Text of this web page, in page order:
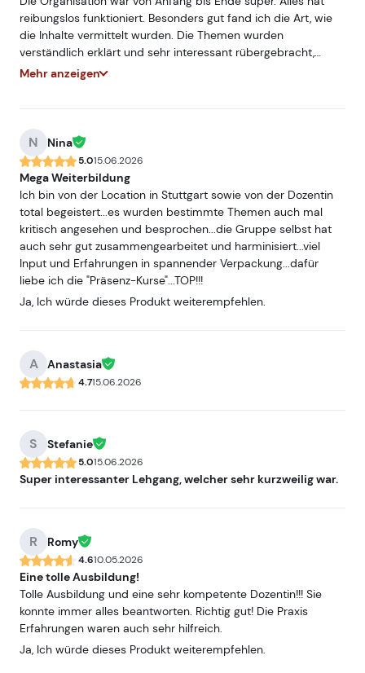
reibungslos funktioniert. Besonders gut fand ich die Art, wie
die Inhalte vermittelt wurden. Die Themen wurden
verständlich erklärt und sehr interessant rübergebracht,
sodass es nie langweilig wurde. Man hat gemerkt, dass die
modern, gut ausgestattet und man konnte dort sehr gut
zuhören und die Informationen aufnehmen. Mein einziger
kleiner Kritikpunkt ist, dass der Kurs gerne ein Wochenende
länger hätte dauern dürfen. Es gab einige spannende
Themen, in die man noch etwas tiefer hätte einsteigen
können. Für eine gute Grundlage und einen soliden Einstieg
war der Umfang aber absolut in Ordnung. Insgesamt hat mir
die Ausbildung sehr gut gefallen und ich würde sie jederzeit
wieder machen.
Mehr anzeigen
N Nina
5.015.06.2026
Mega Weiterbildung
Ich bin von der Location in Stuttgart sowie von der Dozentin
total begeistert...es wurden bestimmte Themen auch mal
kritisch angesehen und besprochen...die Gruppe selbst hat
auch sehr gut zusammengearbeitet und harminisiert...viel
Input und Erfahrungen in spannender Verpackung...dafür
liebe ich die "Präsenz-Kurse"...TOP!!!
Ja, Ich würde dieses Produkt weiterempfehlen.
A Anastasia
4.715.06.2026
S Stefanie
5.015.06.2026
Super interessanter Lehgang, welcher sehr kurzweilig war.
R Romy
4.610.05.2026
Eine tolle Ausbildung!
Tolle Ausbildung und eine sehr kompetente Dozentin!!! Sie
konnte immer alles beantworten. Richtig gut! Die Praxis
Erfahrungen waren auch sehr hilfreich.
Ja, Ich würde dieses Produkt weiterempfehlen.